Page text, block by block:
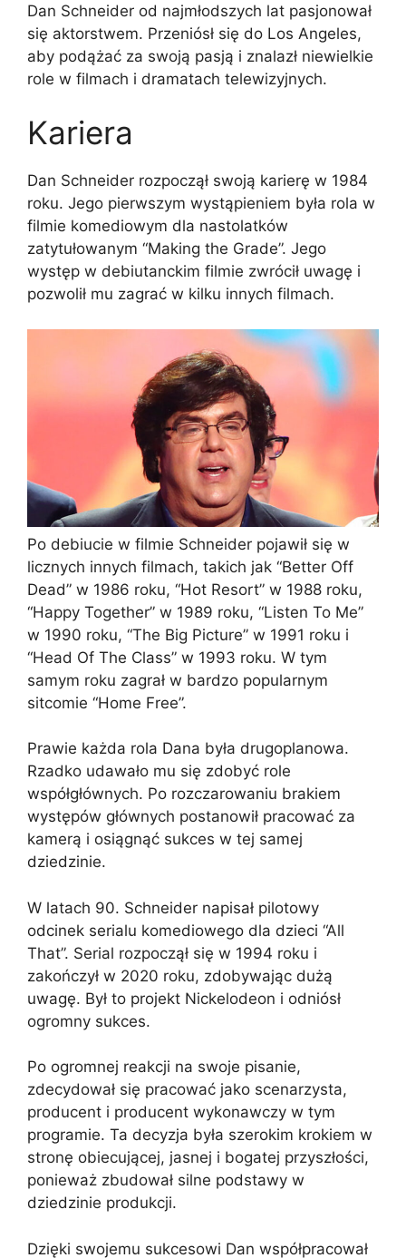
Dan Schneider od najmłodszych lat pasjonował
się aktorstwem. Przeniósł się do Los Angeles,
aby podążać za swoją pasją i znalazł niewielkie
role w filmach i dramatach telewizyjnych.
Kariera
Dаn Ѕсhnеіdеr rozpoczął swoją karierę w 1984
roku. Jego pierwszym wystąpieniem była rola w
filmie komediowym dla nastolatków
zatytułowanym “Маkіng thе Grаdе”. Jego
występ w debiutanckim filmie zwrócił uwagę i
pozwolił mu zagrać w kilku innych filmach.
Po debiucie w filmie Schneider pojawił się w
licznych innych filmach, takich jak “Better Off
Dead” w 1986 roku, “Hot Resort” w 1988 roku,
“Happy Together” w 1989 roku, “Listen To Me”
w 1990 roku, “The Big Picture” w 1991 roku i
“Head Of The Class” w 1993 roku. W tym
samym roku zagrał w bardzo popularnym
sitcomie “Home Free”.
Prawie każda rola Dana była drugoplanowa.
Rzadko udawało mu się zdobyć role
współgłównych. Po rozczarowaniu brakiem
występów głównych postanowił pracować za
kamerą i osiągnąć sukces w tej samej
dziedzinie.
W latach 90. Schneider napisał pilotowy
odcinek serialu komediowego dla dzieci “All
That”. Serial rozpoczął się w 1994 roku i
zakończył w 2020 roku, zdobywając dużą
uwagę. Był to projekt Nickelodeon i odniósł
ogromny sukces.
Po ogromnej reakcji na swoje pisanie,
zdecydował się pracować jako scenarzysta,
producent i producent wykonawczy w tym
programie. Ta decyzja była szerokim krokiem w
stronę obiecującej, jasnej i bogatej przyszłości,
ponieważ zbudował silne podstawy w
dziedzinie produkcji.
Dzięki swojemu sukcesowi Dan współpracował